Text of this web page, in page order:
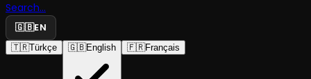
Search...
🇬🇧EN
🇹🇷Türkçe 🇬🇧English 🇫🇷Français